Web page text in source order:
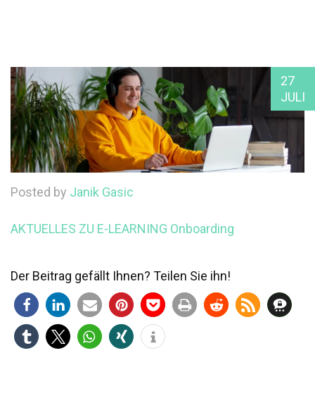
27
JULI
Posted by Janik Gasic
AKTUELLES ZU E-LEARNING Onboarding
Der Beitrag gefällt Ihnen? Teilen Sie ihn!